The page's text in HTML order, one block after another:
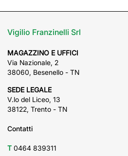
Vigilio Franzinelli Srl
MAGAZZINO E UFFICI
Via Nazionale, 2
38060, Besenello - TN
SEDE LEGALE
V.lo del Liceo, 13
38122, Trento - TN
Contatti
T 0464 839311